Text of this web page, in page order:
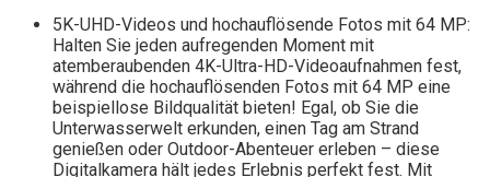
5K-UHD-Videos und hochauflösende Fotos mit 64 MP:
Halten Sie jeden aufregenden Moment mit
atemberaubenden 4K-Ultra-HD-Videoaufnahmen fest,
während die hochauflösenden Fotos mit 64 MP eine
beispiellose Bildqualität bieten! Egal, ob Sie die
Unterwasserwelt erkunden, einen Tag am Strand
genießen oder Outdoor-Abenteuer erleben – diese
Digitalkamera hält jedes Erlebnis perfekt fest. Mit